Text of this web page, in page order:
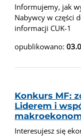
Informujemy, jak
Nabywcy w części
informacji CUK-1
opublikowano:
Konkurs MF:
Liderem i
Interesujesz się